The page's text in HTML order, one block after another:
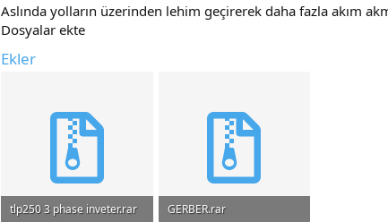
Aslında yolların üzerinden lehim geçirerek daha fazla akım
Dosyalar ekte
Ekler
tlp250 3 phase inveter.rar
GERBER.rar